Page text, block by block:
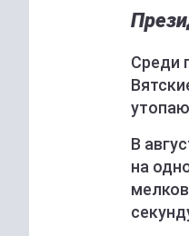
Среди
В
на